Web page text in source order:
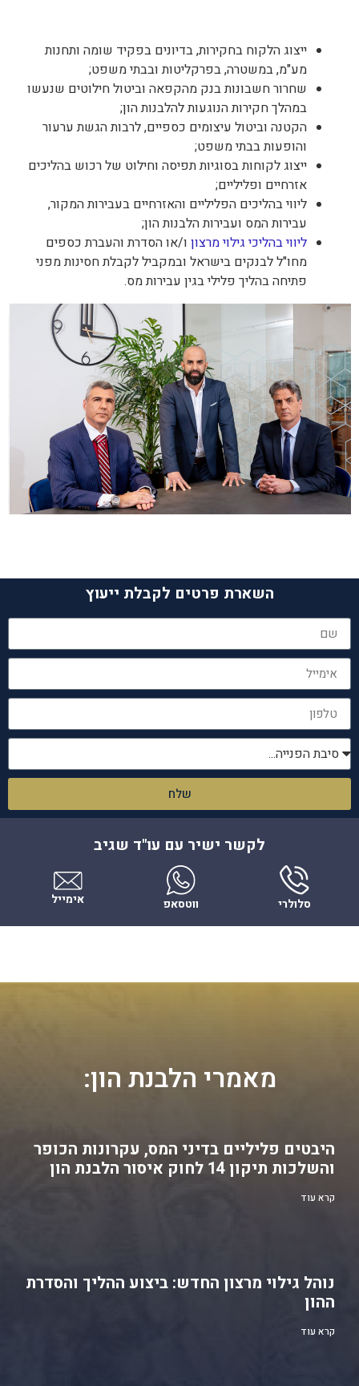
ייצוג הלקוח בחקירות, בדיונים בפקיד שומה ותחנות
מע"מ, במשטרה, בפרקליטות ובבתי משפט;
שחרור חשבונות בנק מהקפאה וביטול חילוטים שנעשו
במהלך חקירות הנוגעות להלבנות הון;
הקטנה וביטול עיצומים כספיים, לרבות הגשת ערעור
והופעות בבתי משפט;
ייצוג לקוחות בסוגיות תפיסה וחילוט של רכוש בהליכים
אזרחיים ופליליים;
ליווי בהליכים הפליליים והאזרחיים בעבירות המקור,
עבירות המס ועבירות הלבנות הון;
ליווי בהליכי גילוי מרצון ו/או הסדרת והעברת כספים
מחו"ל לבנקים בישראל ובמקביל לקבלת חסינות מפני
פתיחה בהליך פלילי בגין עבירות מס.
השארת פרטים לקבלת ייעוץ
שלח
לקשר ישיר עם עו"ד שגיב
סלולרי ווטסאפ אימייל
מאמרי הלבנת הון:
היבטים פליליים בדיני המס, עקרונות הכופר
והשלכות תיקון 14 לחוק איסור הלבנת הון
קרא עוד
נוהל גילוי מרצון החדש: ביצוע ההליך והסדרת
ההון
קרא עוד